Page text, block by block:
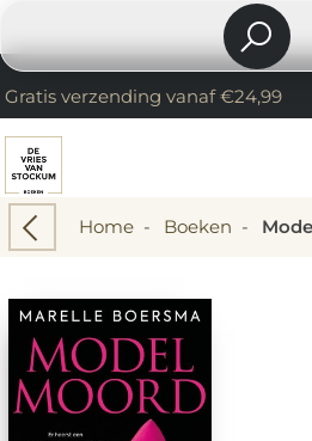
Gratis verzending vanaf €24,99
Home- Boeken -